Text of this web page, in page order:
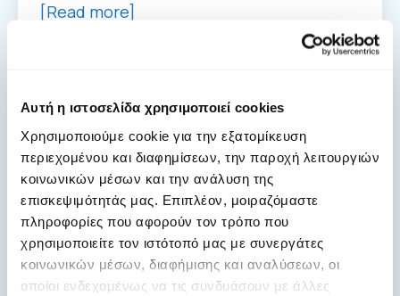
Αυτή η ιστοσελίδα χρησιμοποιεί cookies
Χρησιμοποιούμε cookie για την εξατομίκευση
περιεχομένου και διαφημίσεων, την παροχή λειτουργιών
κοινωνικών μέσων και την ανάλυση της
επισκεψιμότητάς μας. Επιπλέον, μοιραζόμαστε
πληροφορίες που αφορούν τον τρόπο που
χρησιμοποιείτε τον ιστότοπό μας με συνεργάτες
κοινωνικών μέσων, διαφήμισης και αναλύσεων, οι
οποίοι ενδεχομένως να τις συνδυάσουν με άλλες
[Read more]